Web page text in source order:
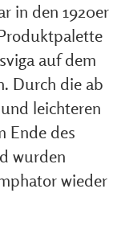
in den 1920er
auf dem
Durch die ab
leichteren
Ende des
wurden
wieder